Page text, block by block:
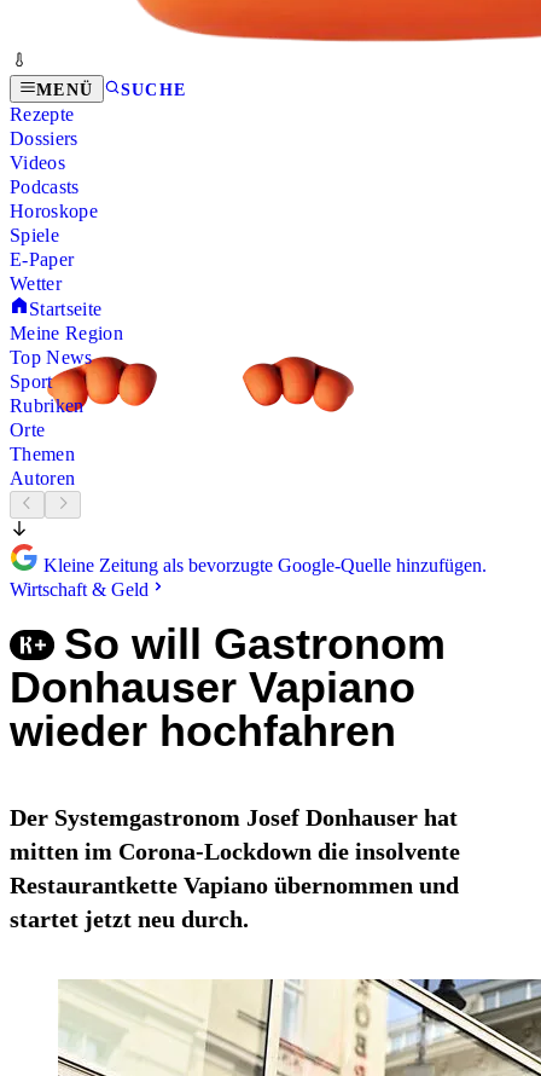
MENÜ SUCHE
Rezepte
Dossiers
Videos
Podcasts
Horoskope
Spiele
E-Paper
Wetter
Startseite
Meine Region
Top News
Sport
Rubriken
Orte
Themen
Autoren
Kleine Zeitung als bevorzugte Google-Quelle hinzufügen.
Wirtschaft & Geld
So will Gastronom
Donhauser Vapiano
wieder hochfahren
Der Systemgastronom Josef Donhauser hat
mitten im Corona-Lockdown die insolvente
Restaurantkette Vapiano übernommen und
startet jetzt neu durch.